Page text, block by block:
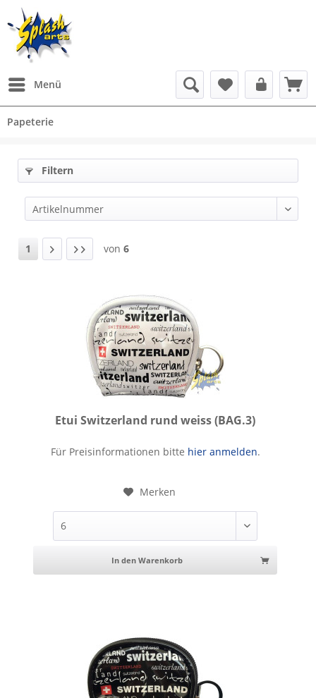
Menü
Papeterie
Filtern
1 von 6
Etui Switzerland rund weiss (BAG.3)
Etui Switzerland rund weiss
Für Preisinformationen bitte hier anmelden.
Merken
In den Warenkorb